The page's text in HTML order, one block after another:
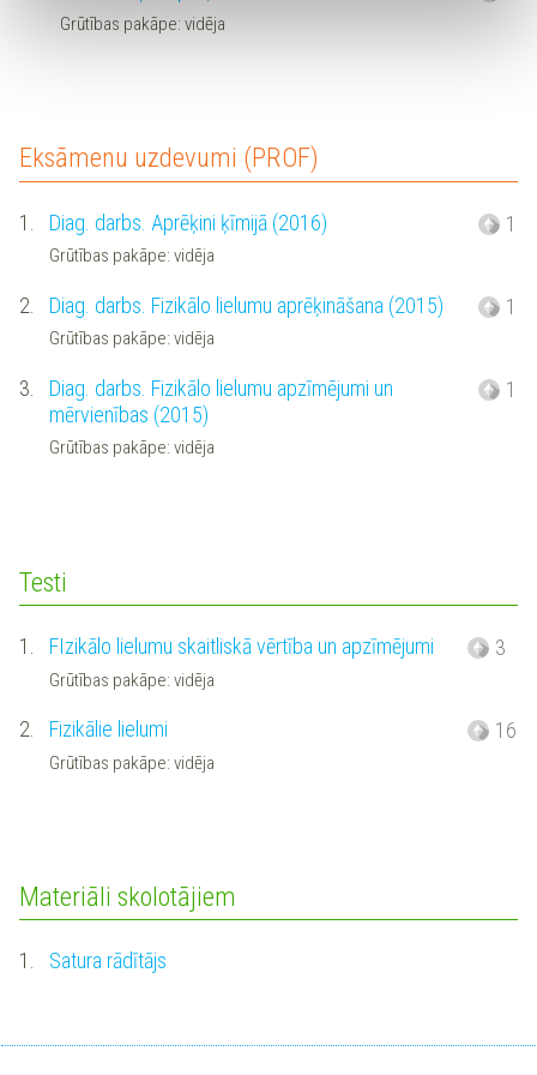
Grūtības pakāpe: vidēja
Eksāmenu uzdevumi (PROF)
1. Diag. darbs. Aprēķini ķīmijā (2016)
Grūtības pakāpe: vidēja
1
2. Diag. darbs. Fizikālo lielumu aprēķināšana (2015)
Grūtības pakāpe: vidēja
1
3.
Diag. darbs. Fizikālo lielumu apzīmējumi un
mērvienības (2015)
Grūtības pakāpe: vidēja
1
Testi
1. FIzikālo lielumu skaitliskā vērtība un apzīmējumi
Grūtības pakāpe: vidēja
3
2. Fizikālie lielumi
Grūtības pakāpe: vidēja
16
Materiāli skolotājiem
1. Satura rādītājs